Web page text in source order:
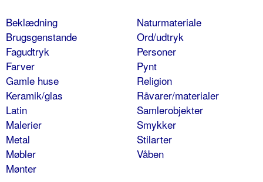
Beklædning
Brugsgenstande
Fagudtryk
Farver
Gamle huse
Keramik/glas
Latin
Malerier
Metal
Møbler
Mønter
Naturmateriale
Ord/udtryk
Personer
Pynt
Religion
Råvarer/materialer
Samlerobjekter
Smykker
Stilarter
Våben